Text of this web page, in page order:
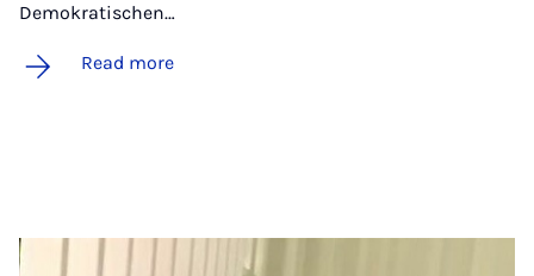
Demokratischen…
Read more